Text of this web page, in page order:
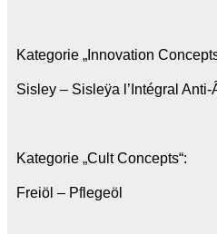
Kategorie „Innovation
Sisley – Sisleÿa l’Intégral Anti-
Kategorie „Cult Concepts“:
Freiöl – Pflegeöl